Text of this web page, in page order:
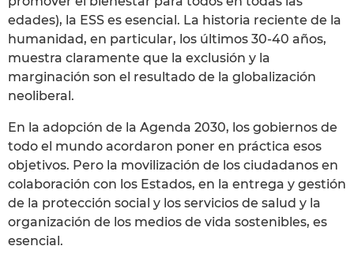
edades), la ESS es esencial. La historia reciente de la
humanidad, en particular, los últimos 30-40 años,
muestra claramente que la exclusión y la
marginación son el resultado de la globalización
neoliberal.
En la adopción de la Agenda 2030, los gobiernos de
todo el mundo acordaron poner en práctica esos
objetivos. Pero la movilización de los ciudadanos en
colaboración con los Estados, en la entrega y gestión
de la protección social y los servicios de salud y la
organización de los medios de vida sostenibles, es
esencial.